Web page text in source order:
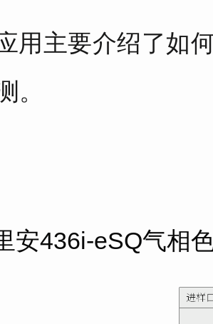
主要介绍了如何
。
436i-eSQ气相色